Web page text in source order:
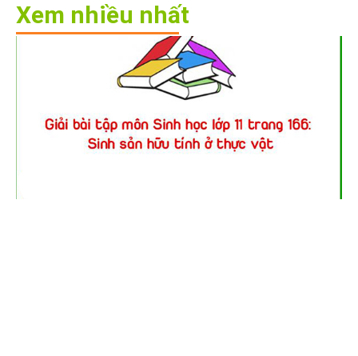
Xem nhiều nhất